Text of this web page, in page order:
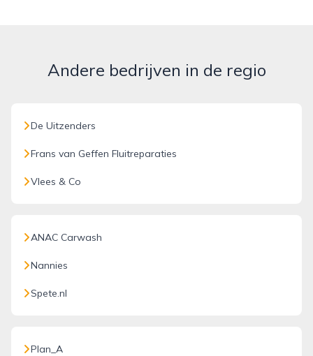
Andere bedrijven in de regio
De Uitzenders
Frans van Geffen Fluitreparaties
Vlees & Co
ANAC Carwash
Nannies
Spete.nl
Plan_A